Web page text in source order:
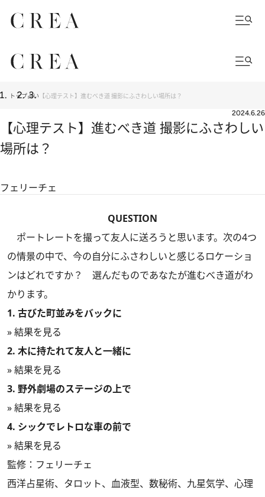
トップ占い 【心理テスト】進むべき道 撮影にふさわしい場所は？
2024.6.26
【心理テスト】進むべき道 撮影にふさわしい
場所は？
フェリーチェ
QUESTION
ポートレートを撮って友人に送ろうと思います。次の4つ
の情景の中で、今の自分にふさわしいと感じるロケーショ
ンはどれですか？ 選んだものであなたが進むべき道がわ
かります。
1. 古びた町並みをバックに
» 結果を見る
2. 木に持たれて友人と一緒に
» 結果を見る
3. 野外劇場のステージの上で
» 結果を見る
4. シックでレトロな車の前で
» 結果を見る
監修：フェリーチェ
西洋占星術、タロット、血液型、数秘術、九星気学、心理